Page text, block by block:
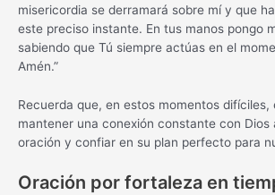
misericordia se derramará sobre mí y que
este preciso instante. En tus manos pongo
sabiendo que Tú siempre actúas en el
Amén.”
Recuerda que, en estos momentos difíciles,
mantener una conexión constante con Dios
oración y confiar en su plan perfecto para
Oración por fortaleza en